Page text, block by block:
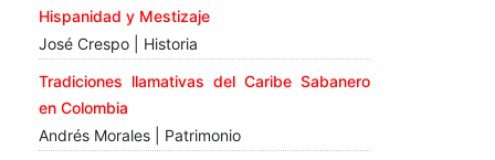
Hispanidad y Mestizaje
José Crespo | Historia
Tradiciones llamativas del Caribe Sabanero
en Colombia
Andrés Morales | Patrimonio